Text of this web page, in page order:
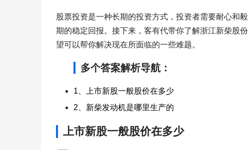
股票投资是一种长期的投资方式，投资者需要耐心和
期的稳定回报。接下来，客有代带你了解浙江新柴股
望可以帮你解决现在所面临的一些难题。
多个答案解析导航：
1、上市新股一般股价在多少
2、新柴发动机是哪里生产的
上市新股一般股价在多少